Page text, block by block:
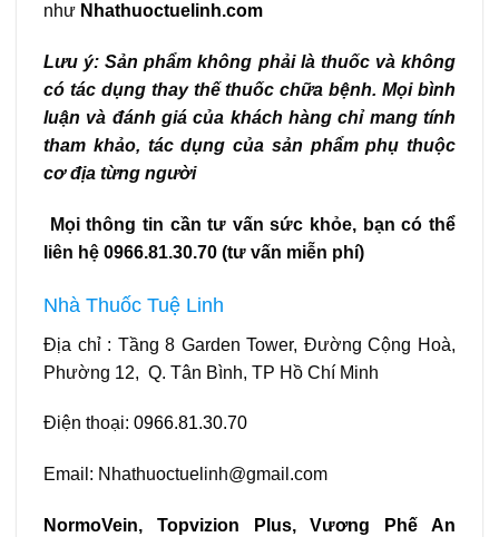
như Nhathuoctuelinh.com
Lưu ý: Sản phẩm không phải là thuốc và không
có tác dụng thay thế thuốc chữa bệnh. Mọi bình
luận và đánh giá của khách hàng chỉ mang tính
tham khảo, tác dụng của sản phẩm phụ thuộc
cơ địa từng người
Mọi thông tin cần tư vấn sức khỏe, bạn có thể
liên hệ 0966.81.30.70 (tư vấn miễn phí)
Nhà Thuốc Tuệ Linh
Địa chỉ : Tầng 8 Garden Tower, Đường Cộng Hoà,
Phường 12, Q. Tân Bình, TP Hồ Chí Minh
Điện thoại: 0966.81.30.70
Email: Nhathuoctuelinh@gmail.com
NormoVein, Topvizion Plus,Vương Phế An